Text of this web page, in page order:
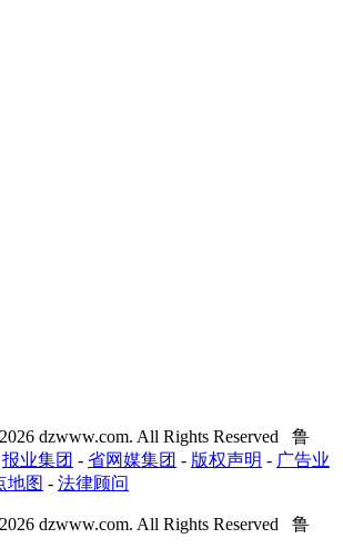
2026 dzwww.com. All Rights Reserved 鲁
报业集团 - 省网媒集团 - 版权声明 - 广告业
地图 - 法律顾问
2026 dzwww.com. All Rights Reserved 鲁